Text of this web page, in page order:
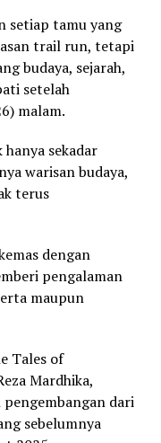
setiap tamu yang
trail run, tetapi
budaya, sejarah,
setelah
malam.
sekadar
warisan budaya,
terus
dengan
pengalaman
maupun
Tales of
Mardhika,
dari
sebelumnya